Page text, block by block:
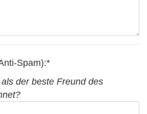
Spam):*
der beste Freund des